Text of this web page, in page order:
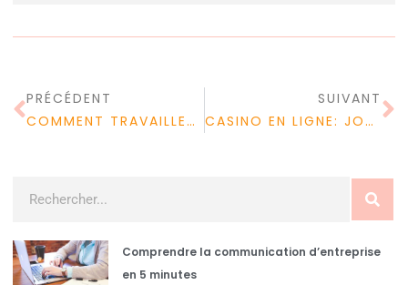
PRÉCÉDENT
COMMENT TRAVAILLER À L’ÉTRANGER ?
SUIVANT
CASINO EN LIGNE: JOUER POUR LE FUN
Comprendre la communication d’entreprise
en 5 minutes